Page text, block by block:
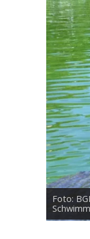
Foto: